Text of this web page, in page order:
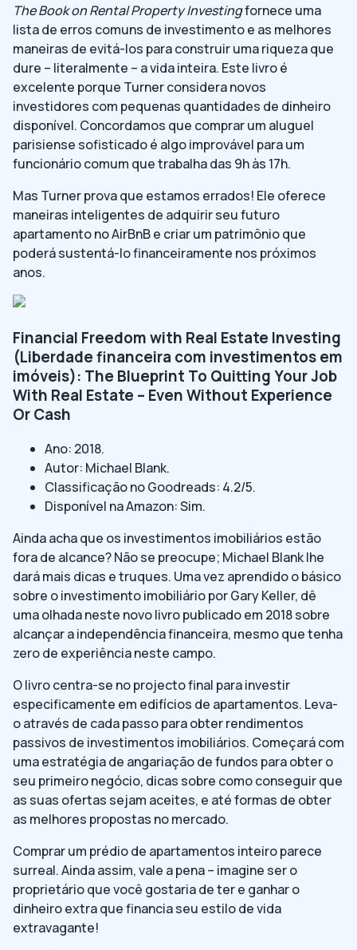
The Book on Rental Property Investingfornece uma
lista de erros comuns de investimento e as melhores
maneiras de evitá-los para construir uma riqueza que
dure – literalmente – a vida inteira. Este livro é
excelente porque Turner considera novos
investidores com pequenas quantidades de dinheiro
disponível. Concordamos que comprar um aluguel
parisiense sofisticado é algo improvável para um
funcionário comum que trabalha das 9h às 17h.
Mas Turner prova que estamos errados! Ele oferece
maneiras inteligentes de adquirir seu futuro
apartamento no AirBnB e criar um patrimônio que
poderá sustentá-lo financeiramente nos próximos
anos.
Financial Freedom with Real Estate Investing
(Liberdade financeira com investimentos em
imóveis): The Blueprint To Quitting Your Job
With Real Estate – Even Without Experience
Or Cash
Ano: 2018.
Autor: Michael Blank.
Classificação no Goodreads: 4.2/5.
Disponível na Amazon: Sim.
Ainda acha que os investimentos imobiliários estão
fora de alcance? Não se preocupe; Michael Blank lhe
dará mais dicas e truques. Uma vez aprendido o básico
sobre o investimento imobiliário por Gary Keller, dê
uma olhada neste novo livro publicado em 2018 sobre
alcançar a independência financeira, mesmo que tenha
zero de experiência neste campo.
O livro centra-se no projecto final para investir
especificamente em edifícios de apartamentos. Leva-
o através de cada passo para obter rendimentos
passivos de investimentos imobiliários. Começará com
uma estratégia de angariação de fundos para obter o
seu primeiro negócio, dicas sobre como conseguir que
as suas ofertas sejam aceites, e até formas de obter
as melhores propostas no mercado.
Comprar um prédio de apartamentos inteiro parece
surreal. Ainda assim, vale a pena – imagine ser o
proprietário que você gostaria de ter e ganhar o
dinheiro extra que financia seu estilo de vida
extravagante!